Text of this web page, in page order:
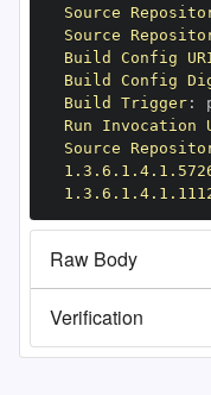
Source
Source
Build Config
Build Config
Build Trigger:
Run Invocation
Source
Raw Body
Verification